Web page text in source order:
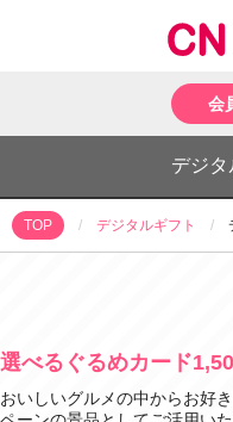
会
デジ
TOP デジタルギフト
選べるぐるめカード
おいしいグルメの中からお好